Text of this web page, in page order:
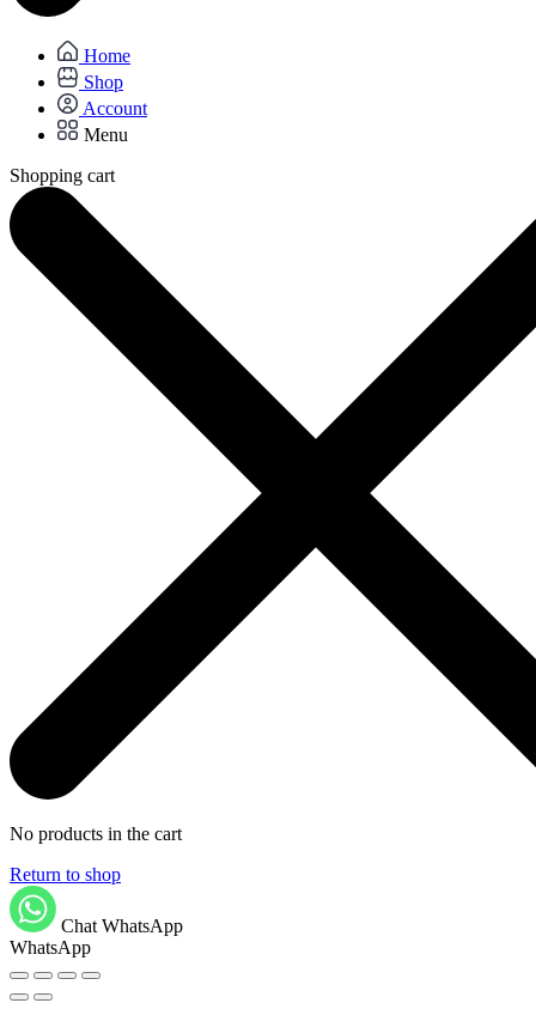
Home
Shop
Account
Menu
Shopping cart
No products in the cart
Return to shop
Chat WhatsApp
WhatsApp